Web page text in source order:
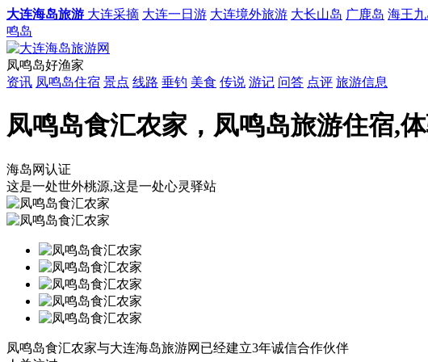
大连海岛旅游 大连采摘 大连一日游 大连境外旅游 大长山岛 广鹿岛 海王
鸣岛
凤鸣岛好渔家
资讯 凤鸣岛住宿 景点 线路 垂钓 美食 传说 游记 问答 点评 旅游信息
凤鸣岛食汇农家，凤鸣岛旅游住宿,
海岛网认证
这是一处世外桃源,这是一处心灵驿站
凤鸣岛食汇农家与大连海岛旅游网已经建立3年诚信合作伙伴